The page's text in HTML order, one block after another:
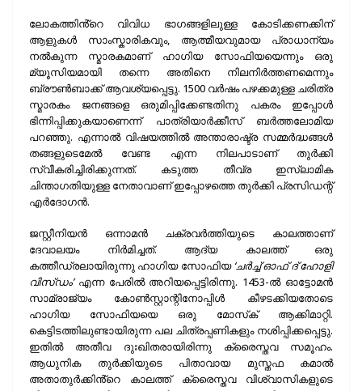
ലോകത്തിൻ്റെ വിവിധ ഭാഗങ്ങളിലുള്ള കോടിക്കണക്കിന്
ആളുകൾ സാംസ്കാരികവും, ആത്മീയവുമായ പ്രാധാന്യം
നൽകുന്ന സ്മാരകമാണ് ഹാഗിയ സോഫിയയെന്നും ഒരു
മ്യൂസിയമായി തന്നെ അതിനെ നിലനിർത്തണമെന്നും
ബ്രൗൺബാക്ക് ആവശ്യപ്പെട്ടു. 1500 വർഷം പഴക്കമുള്ള ചരിത്ര
സ്മാരകം ജനങ്ങളെ ഒരുമിപ്പിക്കേണ്ടതിനു പകരം ഇപ്പോൾ
ഭിന്നിപ്പിക്കുകയാണെന്ന് പാത്രിയാർക്കീസ് ബർത്തലോമിയ
പറഞ്ഞു. എന്നാൽ വിഷയത്തില്‍ അന്താരാഷ്ട്ര സമ്മര്‍ദ്ധങ്ങൾ
തങ്ങളുടെമേൽ വേണ്ട എന്ന നിലപാടാണ് തുർക്കി
സ്വീകരിച്ചിരിക്കുന്നത്. കടുത്ത തീവ്ര ഇസ്ലാമിക
ചിന്താഗതിയുള്ള നേതാവാണ് ഇപ്പോഴത്തെ തുർക്കി പ്രസിഡന്റ്
എർദോഗൻ.
ജസ്റ്റീനിയൻ ഒന്നാമൻ ചക്രവർത്തിയുടെ കാലത്താണ്
ദേവാലയം നിർമിച്ചത്. ആദ്യ കാലത്ത് ഒരു
കത്തീഡ്രലായിരുന്നു ഹാഗിയ സോഫിയ‘ചർച്ച് ഓഫ് ദ് ഹോളി
വിസ്‌ഡം’എന്ന പേരില്‍ അറിയപ്പെട്ടിരിന്നു. 1453-ൽ ഓട്ടോമൻ
സാമ്രാജ്യം കോൺസ്റ്റാന്റിനോപ്പിൾ കീഴടക്കിയതോടെ
ഹാഗിയ സോഫിയയെ ഒരു മോസ്‌ക് ആക്കിമാറ്റി.
കെട്ടിടത്തിലുണ്ടായിരുന്ന പല ചിത്രപ്പണികളും നശിപ്പിക്കപ്പെട്ടു.
ഇതില്‍ അതീവ ദുഃഖിതരായിരിന്നു ക്രൈസ്തവ സമൂഹം.
ആധുനിക തുർക്കിയുടെ പിതാവായ മുസ്തഫ കമാൽ
അതാതുർക്കിൻ്റെ കാലത്ത് ക്രൈസ്തവ വിശ്വാസികളുടെ